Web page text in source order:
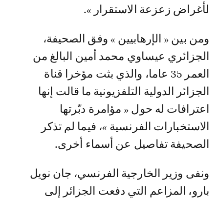
لأغراض زعزعة الاستقرار ».
ومن بين « الإرهابيين » وفق الصحيفة،
الجزائري عيساوي محمد أمين البالغ من
العمر 35 عاما، والذي بثت مؤخرا قناة
الجزائر الدولية التلفزيونية ما قالت إنها
اعترافات له حول « مؤامرة دبّرتها
الاستخبارات الفرنسية »، فيما لم تذكر
الصحيفة تفاصيل عن أسماء أخرى.
ونفى وزير الخارجية الفرنسي، جان نويل
بارو، المزاعم التي دفعت الجزائر إلى